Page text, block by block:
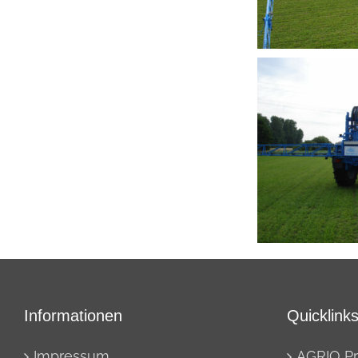
Informationen Quicklinks